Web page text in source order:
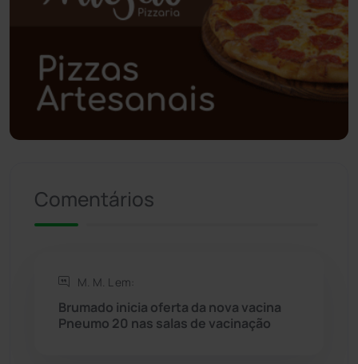
Polícia Civil (58)
Polícia Militar (27)
Política (03)
Presidente Jânio Qu... (125)
Rio de Contas
Rio do Antônio
Rio do Pires
Comentários
M. M. L em:
Brumado inicia oferta da nova vacina
Pneumo 20 nas salas de vacinação